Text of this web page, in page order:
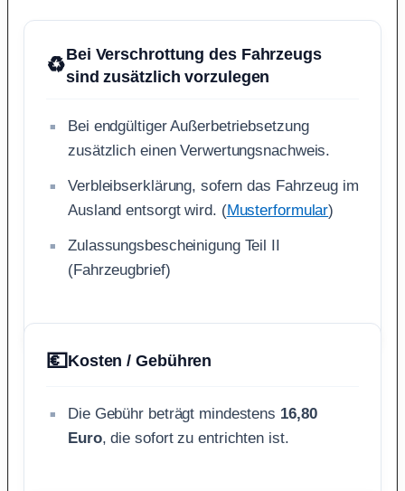
♻️Bei Verschrottung des Fahrzeugs
sind zusätzlich vorzulegen
Bei endgültiger Außerbetriebsetzung
zusätzlich einen Verwertungsnachweis.
Verbleibserklärung, sofern das Fahrzeug im
Ausland entsorgt wird. (Musterformular)
Zulassungsbescheinigung Teil II
(Fahrzeugbrief)
💶Kosten / Gebühren
Die Gebühr beträgt mindestens 16,80
Euro, die sofort zu entrichten ist.